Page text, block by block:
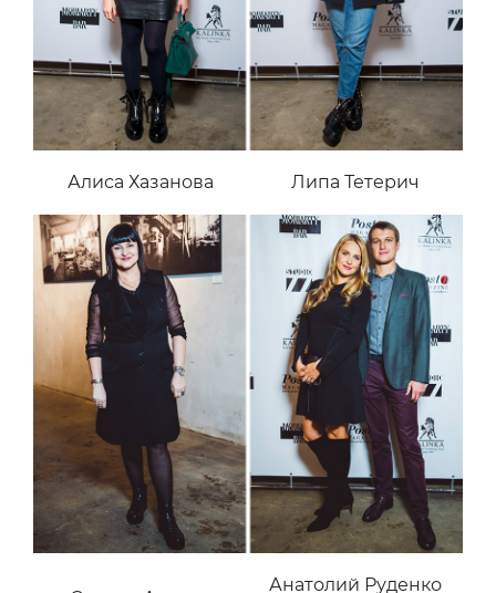
Алиса Хазанова Липа Тетерич
Анатолий Руденко